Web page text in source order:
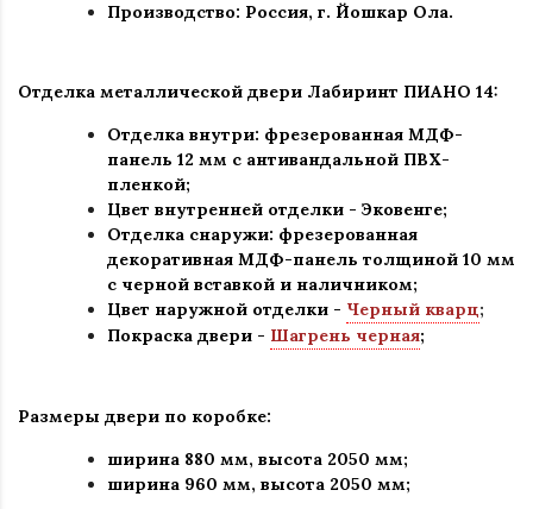
Производство: Россия, г. Йошкар Ола.
Отделка металлической двери Лабиринт ПИАНО 14:
Отделка внутри: фрезерованная МДФ-
панель 12 мм с антивандальной ПВХ-
пленкой;
Цвет внутренней отделки - Эковенге;
Отделка снаружи: фрезерованная
декоративная МДФ-панель толщиной 10 мм
с черной вставкой и наличником;
Цвет наружной отделки - Черный кварц;
Покраска двери - Шагрень черная;
Размеры двери по коробке:
ширина 880 мм, высота 2050 мм;
ширина 960 мм, высота 2050 мм;